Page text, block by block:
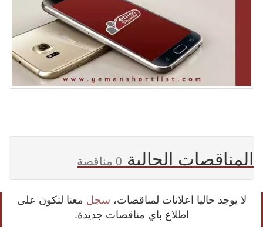
المناقصات الحالية 0 مناقصة
لا يوجد حاليا اعلانات لمناقصات، سجل معنا لتكون على
اطلاع باي مناقصات جديدة.